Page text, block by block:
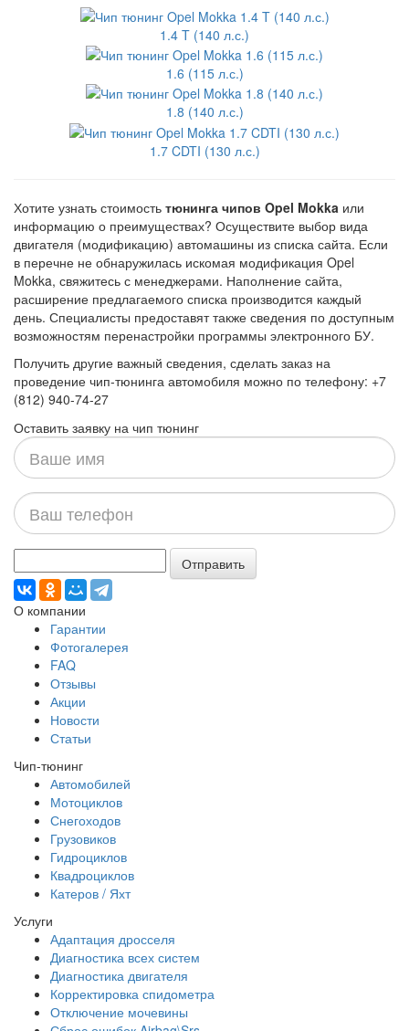
1.4 T (140 л.с.)
1.6 (115 л.с.)
1.8 (140 л.с.)
1.7 CDTI (130 л.с.)
Хотите узнать стоимость тюнинга чипов Opel Mokka или
информацию о преимуществах? Осуществите выбор вида
двигателя (модификацию) автомашины из списка сайта. Если
в перечне не обнаружилась искомая модификация Opel
Mokka, свяжитесь с менеджерами. Наполнение сайта,
расширение предлагаемого списка производится каждый
день. Специалисты предоставят также сведения по доступным
возможностям перенастройки программы электронного БУ.
Получить другие важный сведения, сделать заказ на
проведение чип-тюнинга автомобиля можно по телефону: +7
(812) 940-74-27
Оставить заявку на чип тюнинг
Ваше
имя
Ваш
телефон
Отправить
О компании
Гарантии
Фотогалерея
FAQ
Отзывы
Акции
Новости
Статьи
Чип-тюнинг
Автомобилей
Мотоциклов
Снегоходов
Грузовиков
Гидроциклов
Квадроциклов
Катеров / Яхт
Услуги
Адаптация дросселя
Диагностика всех систем
Диагностика двигателя
Корректировка спидометра
Отключение мочевины